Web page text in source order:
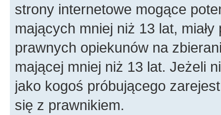
strony internetowe mogące
mających mniej niż 13 lat,
prawnych opiekunów na
mającej mniej niż 13 lat. Jeżeli
jako kogoś próbującego
się z prawnikiem.